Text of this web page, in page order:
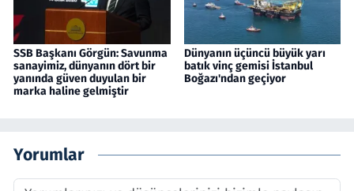
SSB Başkanı Görgün: Savunma
sanayimiz, dünyanın dört bir
yanında güven duyulan bir
marka haline gelmiştir
Dünyanın üçüncü büyük yarı
batık vinç gemisi İstanbul
Boğazı'ndan geçiyor
Yorumlar